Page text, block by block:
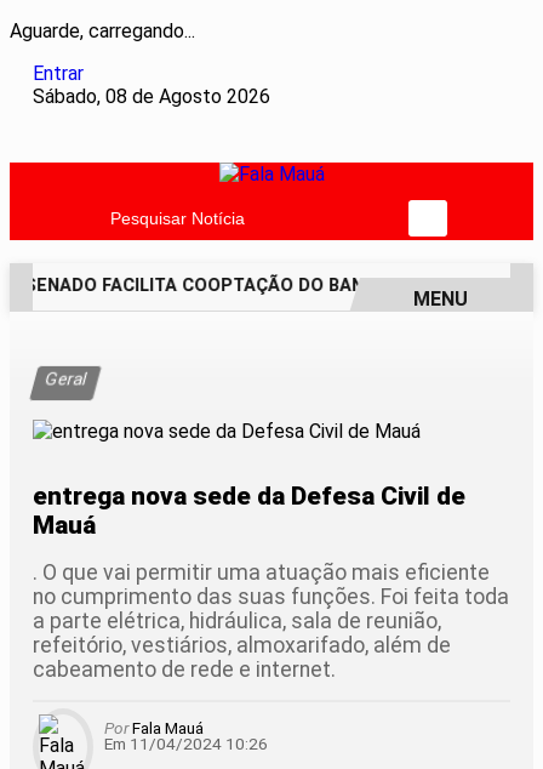
Aguarde, carregando...
Entrar
Sábado, 08 de Agosto 2026
Pesquisar Notícia
SENADO FACILITA COOPTAÇÃO DO BANCO CENTRAL, DIZEM
MENU
Geral
entrega nova sede da Defesa Civil de
Mauá
. O que vai permitir uma atuação mais eficiente
no cumprimento das suas funções. Foi feita toda
a parte elétrica, hidráulica, sala de reunião,
refeitório, vestiários, almoxarifado, além de
cabeamento de rede e internet.
PorFala Mauá
Em 11/04/2024 10:26